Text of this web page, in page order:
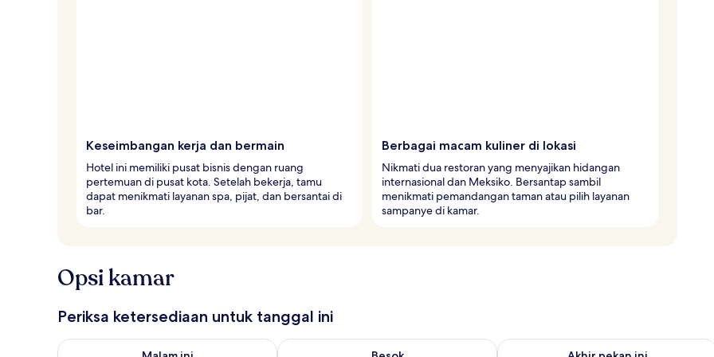
Keseimbangan kerja dan bermain
Hotel ini memiliki pusat bisnis dengan ruang
pertemuan di pusat kota. Setelah bekerja, tamu
dapat menikmati layanan spa, pijat, dan bersantai di
bar.
Berbagai macam kuliner di lokasi
Nikmati dua restoran yang menyajikan hidangan
internasional dan Meksiko. Bersantap sambil
menikmati pemandangan taman atau pilih layanan
sampanye di kamar.
Opsi kamar
Periksa ketersediaan untuk tanggal ini
Periksa ketersediaan untuk malam ini Agu 6 - Agu 7Periksa ketersediaan untuk besok Agu 7 - Agu 8Periksa ketersediaan untuk akhir